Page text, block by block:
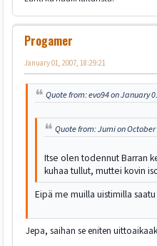
Progamer
January 01, 2007, 18:29:21
Quote from: evo94 on January
Quote from: Jumi on
Itse olen todennut Barran
kuhaa tullut, muttei kovin
Eipä me muilla uistimilla
Jepa, saihan se eniten